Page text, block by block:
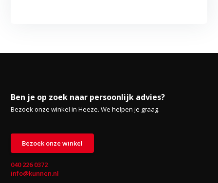
Ben je op zoek naar persoonlijk advies?
Bezoek onze winkel in Heeze. We helpen je graag.
Bezoek onze winkel
040 226 0372
info@kunnen.nl